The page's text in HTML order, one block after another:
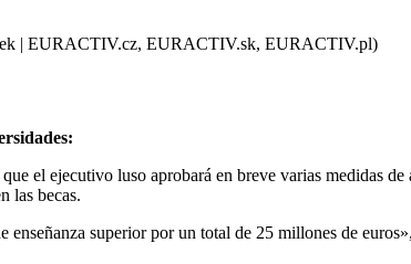
| EURACTIV.cz, EURACTIV.sk, EURACTIV.pl)
el ejecutivo luso aprobará en breve varias medidas
las becas.
superior por un total de 25 millones de